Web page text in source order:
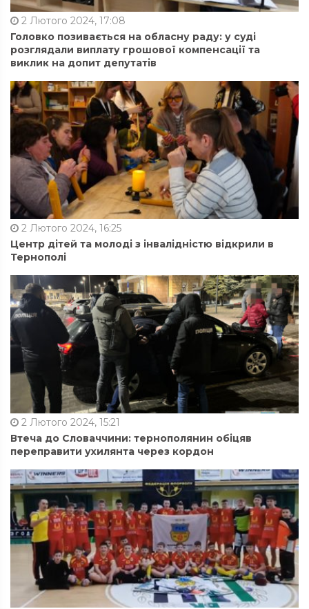
2 Лютого 2024, 17:08
Головко позивається на обласну раду: у суді
розглядали виплату грошової компенсації та
виклик на допит депутатів
2 Лютого 2024, 16:25
Центр дітей та молоді з інвалідністю відкрили в
Тернополі
2 Лютого 2024, 15:21
Втеча до Словаччини: тернополянин обіцяв
переправити ухилянта через кордон